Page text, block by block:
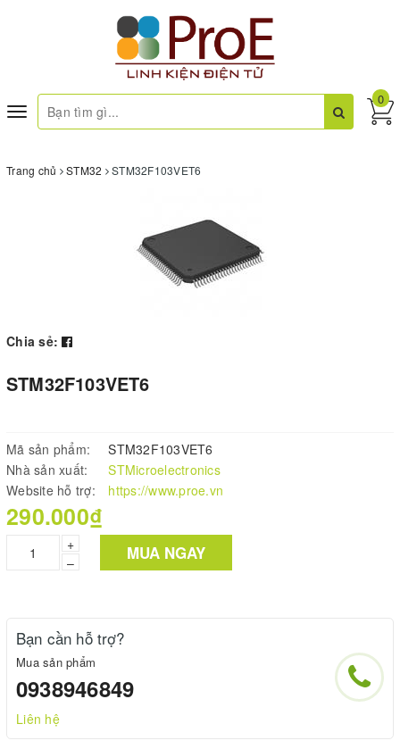
Toggle
navigation
0
Trang chủ STM32 STM32F103VET6
Chia sẻ:
STM32F103VET6
Mã sản phẩm:
STM32F103VET6
Nhà sản xuất:
STMicroelectronics
Website hỗ trợ:
https://www.proe.vn
290.000₫
+
–
MUA NGAY
Bạn cần hỗ trợ?
Mua sản phẩm
0938946849
Liên hệ